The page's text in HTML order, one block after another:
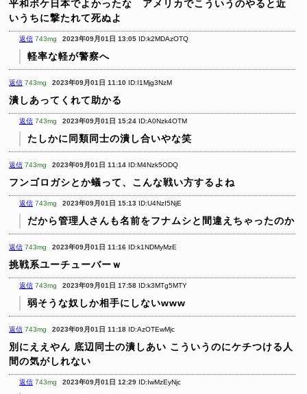
平和ボケ日本でよかったな アメリカでこういうのやると近
いうちに撃たれて死ぬよ
返信 743mg 2023年09月01日 13:05 ID:k2MDAzOTQ
軽率な軽が警察へ
返信 743mg 2023年09月01日 11:10 ID:I1Mjg3NzM
潰しあってくれて助かる
返信 743mg 2023年09月01日 15:24 ID:A0Nzk4OTM
たしかに同類同士の潰し合いやな笑
返信 743mg 2023年09月01日 11:14 ID:M4Nzk5ODQ
フンゴロガシとか蟻って、こんな戦い方するよね
返信 743mg 2023年09月01日 15:13 ID:U4NzI5NjE
だから管理人さんも名前をフナムシと間違えちゃったのか
返信 743mg 2023年09月01日 11:16 ID:k1NDMyMzE
挑戦系ユーチューバーｗ
返信 743mg 2023年09月01日 17:58 ID:k3MTg5MTY
弱そうな奴しか相手にしないwww
返信 743mg 2023年09月01日 11:18 ID:AzOTEwMjc
別にええやん 底辺同士の潰しあい こういうのにケチつける人
間の気がしれない
返信 743mg 2023年09月01日 12:29 ID:IwMzEyNjc